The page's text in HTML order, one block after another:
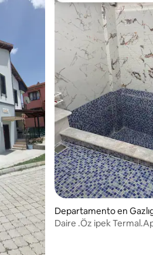
Departamento en
Daire .Öz ipek